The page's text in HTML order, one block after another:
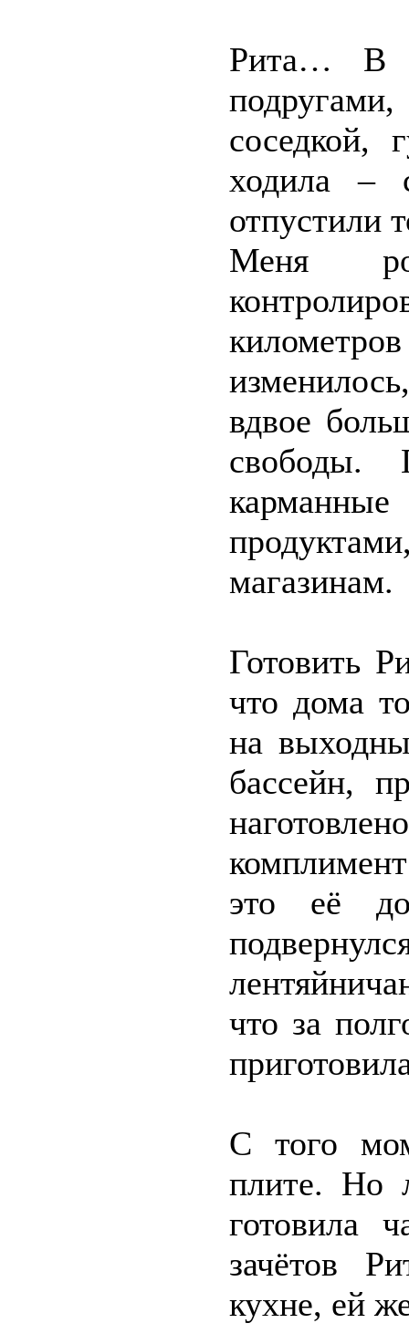
Рита… В
соседкой,
ходила –
отпустили
Меня
вдвое
свободы.
магазинам.
Готовить
что дома
на
бассейн,
это её
что за
С того
плите. Но
готовила
зачётов
кухне, ей